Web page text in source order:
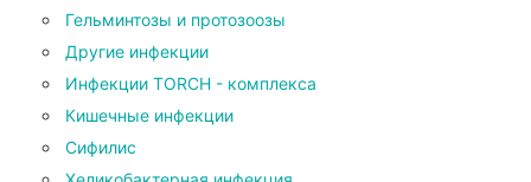
Гельминтозы и протозоозы
Другие инфекции
Инфекции TORCH - комплекса
Кишечные инфекции
Сифилис